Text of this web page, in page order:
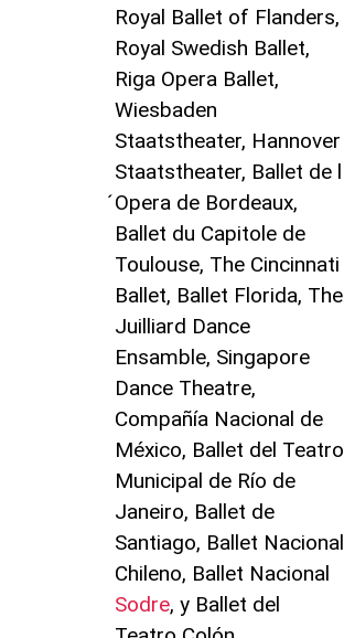
Royal Ballet of Flanders,
Royal Swedish Ballet,
Riga Opera Ballet,
Wiesbaden
Staatstheater, Hannover
Staatstheater, Ballet de l
́Opera de Bordeaux,
Ballet du Capitole de
Toulouse, The Cincinnati
Ballet, Ballet Florida, The
Juilliard Dance
Ensamble, Singapore
Dance Theatre,
Compañía Nacional de
México, Ballet del Teatro
Municipal de Río de
Janeiro, Ballet de
Santiago, Ballet Nacional
Chileno, Ballet Nacional
Sodre, y Ballet del